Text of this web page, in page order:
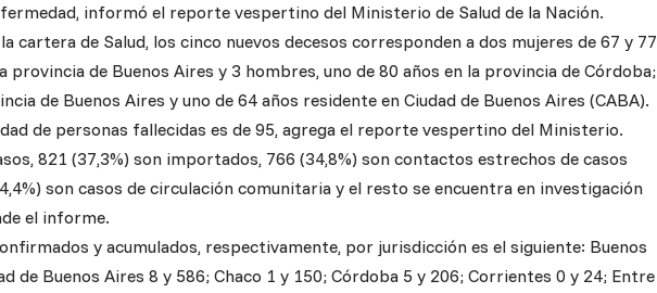
informó el reporte vespertino del Ministerio de Salud de la Nación.
cartera de Salud, los cinco nuevos decesos corresponden a dos mujeres de 67 y 77
provincia de Buenos Aires y 3 hombres, uno de 80 años en la provincia de Córdoba;
de Buenos Aires y uno de 64 años residente en Ciudad de Buenos Aires (CABA).
de personas fallecidas es de 95, agrega el reporte vespertino del Ministerio.
821 (37,3%) son importados, 766 (34,8%) son contactos estrechos de casos
son casos de circulación comunitaria y el resto se encuentra en investigación
el informe.
y acumulados, respectivamente, por jurisdicción es el siguiente: Buenos
de Buenos Aires 8 y 586; Chaco 1 y 150; Córdoba 5 y 206; Corrientes 0 y 24; Entre